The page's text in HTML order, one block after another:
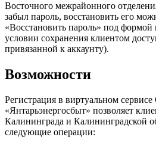
Восточного межрайонного
забыл пароль, восстановить его
«Восстановить пароль» под формой
условии сохранения клиентом
привязанной к аккаунту).
Возможности
Регистрация в виртуальном
«Янтарьэнергосбыт» позволяет
Калининграда и Калининградской
следующие операции: